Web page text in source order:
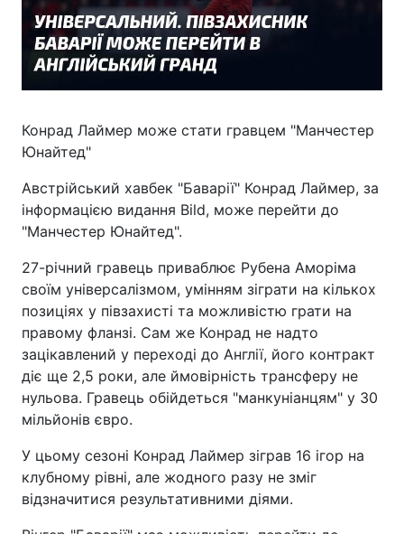
Конрад Лаймер може стати гравцем "Манчестер
Юнайтед"
Австрійський хавбек "Баварії" Конрад Лаймер, за
інформацією видання Bild, може перейти до
"Манчестер Юнайтед".
27-річний гравець приваблює Рубена Аморіма
своїм універсалізмом, умінням зіграти на кількох
позиціях у півзахисті та можливістю грати на
правому фланзі. Сам же Конрад не надто
зацікавлений у переході до Англії, його контракт
діє ще 2,5 роки, але ймовірність трансферу не
нульова. Гравець обійдеться "манкуніанцям" у 30
мільйонів євро.
У цьому сезоні Конрад Лаймер зіграв 16 ігор на
клубному рівні, але жодного разу не зміг
відзначитися результативними діями.